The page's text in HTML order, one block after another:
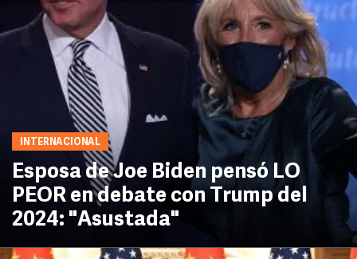
INTERNACIONAL
Esposa de Joe Biden pensó LO
PEOR en debate con Trump del
2024: "Asustada"